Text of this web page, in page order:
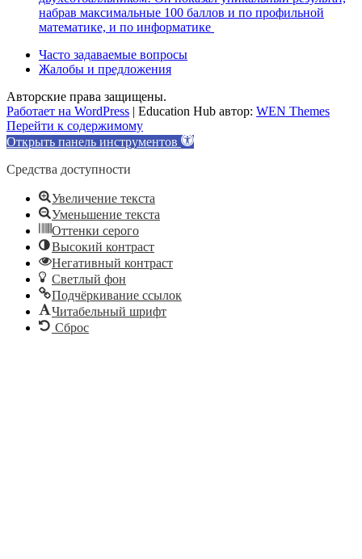
набрав максимальные 100 баллов и по профильной
математике, и по информатике
Часто задаваемые вопросы
Жалобы и предложения
Авторские права защищены.
Работает на WordPress | Education Hub автор: WEN Themes
Перейти к содержимому
Открыть панель инструментов
Средства доступности
Увеличение текста
Уменьшение текста
Оттенки серого
Высокий контраст
Негативный контраст
Светлый фон
Подчёркивание ссылок
Читабельный шрифт
Сброс